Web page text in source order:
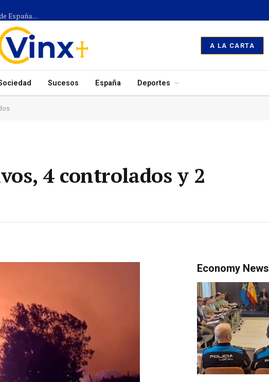
Más de 1.300 efectivos participarán en el dispositivo coordinado entre el Gobierno de España, el Principado de Asturias y los ayuntamientos para el eclipse del 12 de agosto
A LA CARTA
Sucesos España Deportes
4 controlados y 2
Economy News